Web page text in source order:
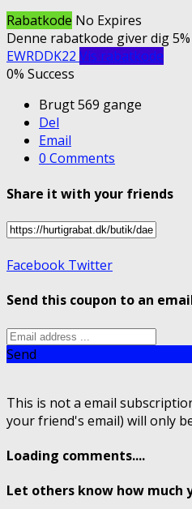
Rabatkode No Expires
Denne rabatkode giver dig
EWRDDK22 Vis rabatkode
0% Success
Brugt 569 gange
Del
Email
0 Comments
Share it with your friends
Facebook Twitter
Send this coupon to an
Send
This is not a email
your friend's email) will only
Loading comments....
Let others know how much